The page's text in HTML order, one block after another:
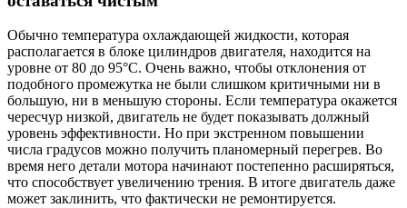
Обычно температура охлаждающей жидкости, которая
располагается в блоке цилиндров двигателя, находится на
уровне от 80 до 95°С. Очень важно, чтобы отклонения от
подобного промежутка не были слишком критичными ни в
большую, ни в меньшую стороны. Если температура окажется
чересчур низкой, двигатель не будет показывать должный
уровень эффективности. Но при экстренном повышении
числа градусов можно получить планомерный перегрев. Во
время него детали мотора начинают постепенно расширяться,
что способствует увеличению трения. В итоге двигатель даже
может заклинить, что фактически не ремонтируется.